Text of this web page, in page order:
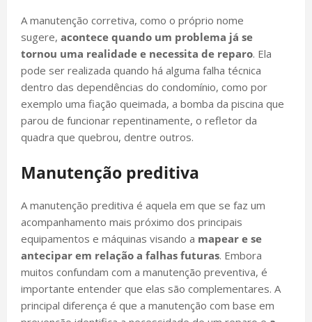
A manutenção corretiva, como o próprio nome
sugere, acontece quando um problema já se
tornou uma realidade e necessita de reparo. Ela
pode ser realizada quando há alguma falha técnica
dentro das dependências do condomínio, como por
exemplo uma fiação queimada, a bomba da piscina que
parou de funcionar repentinamente, o refletor da
quadra que quebrou, dentre outros.
Manutenção preditiva
A manutenção preditiva é aquela em que se faz um
acompanhamento mais próximo dos principais
equipamentos e máquinas visando a mapear e se
antecipar em relação a falhas futuras. Embora
muitos confundam com a manutenção preventiva, é
importante entender que elas são complementares. A
principal diferença é que a manutenção com base em